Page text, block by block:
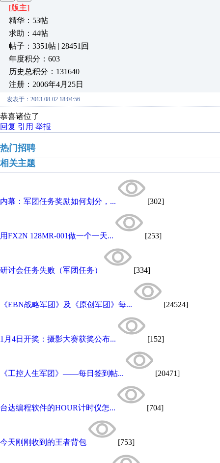
[版主]
精华：53帖
求助：44帖
帖子：3351帖 | 28451回
年度积分：603
历史总积分：131640
注册：2006年4月25日
发表于：2013-08-02 18:04:56
恭喜诸位了
回复 引用 举报
热门招聘
相关主题
内幕：军团任务奖励如何划分，... [302]
用FX2N 128MR-001做一个一天... [253]
研讨会任务失败（军团任务） [334]
《EBN战略军团》及《原创军团》每... [24524]
1月4日开奖：摄影大赛获奖公布... [152]
《工控人生军团》——每日签到帖... [20471]
台达编程软件的HOUR计时仪怎... [704]
今天刚刚收到的王者背包 [753]